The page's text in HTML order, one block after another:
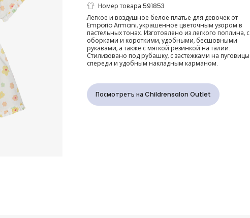
Платье белое
хлопковое с цветами
и оборками
Номер товара 591853
Легкое и воздушное белое платье для девочек от
Emporio Armani, украшенное цветочным узором в
пастельных тонах. Изготовлено из легкого поплина, с
оборками и короткими, удобными, бесшовными
рукавами, а также с мягкой резинкой на талии.
Стилизовано под рубашку, с застежками на пуговицы
спереди и удобным накладным карманом.
Посмотреть на Childrensalon Outlet